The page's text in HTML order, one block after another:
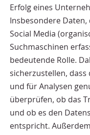
Erfolg eines
Insbesondere
Social Media
Suchmaschinen
bedeutende Rolle.
sicherzustellen, dass
und für Analysen
überprüfen, ob das
und ob es den
entspricht.